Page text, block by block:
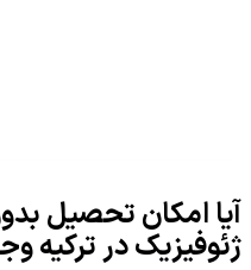
آیا امکان تحصیل
ژئوفیزیک در ترکیه